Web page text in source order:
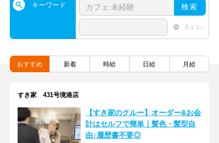
キーワード 検索
含まない
おすすめ 新着 時給 日給 月給
すき家 431号境港店
【すき家のクルー】オーダー&お会
計はセルフで簡単｜髪色・髪型自
由♪履歴書不要◎